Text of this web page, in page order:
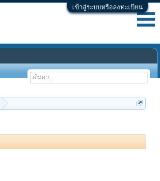
เข้าสู่ระบบหรือลงทะเบียน